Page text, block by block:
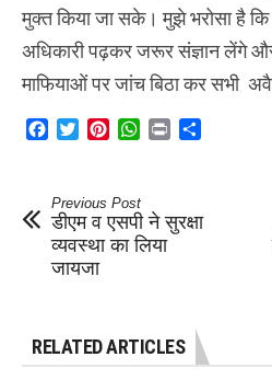
मुक्त किया जा सके। मुझे भरोसा है
अधिकारी पढ़कर जरूर संज्ञान लेंगे
माफियाओं पर जांच बिठा कर सभी
Facebook
TwitterPinterestWhatsApp
Print
Previous Post
डीएम व एसपी ने सुरक्षा
व्यवस्था का लिया
जायजा
RELATED ARTICLES